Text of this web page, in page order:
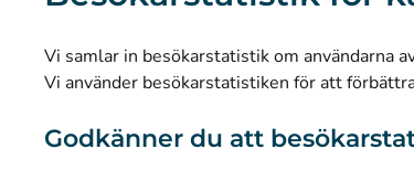
Vi samlar in besökarstatistik om användarna
Vi använder besökarstatistiken för att
Godkänner du att
Dataskydd och tillgänglighet
Kommunikation och sociala medier